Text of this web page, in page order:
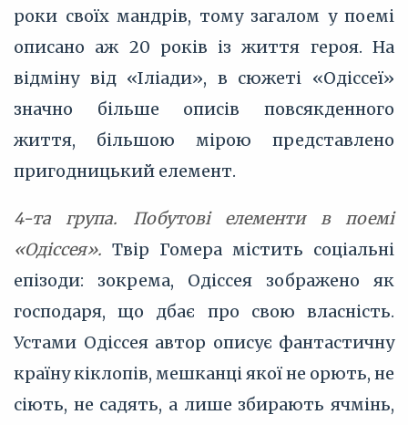
роки своїх мандрів, тому загалом у поемі
описано аж 20 років із життя героя. На
відміну від «Іліади», в сюжеті «Одіссеї»
значно більше описів повсякденного
життя, більшою мірою представлено
пригодницький елемент.
4-та група. Побутові елементи в поемі
«Одіссея». Твір Гомера містить соціальні
епізоди: зокрема, Одіссея зображено як
господаря, що дбає про свою власність.
Устами Одіссея автор описує фантастичну
країну кіклопів, мешканці якої не орють, не
сіють, не садять, а лише збирають ячмінь,